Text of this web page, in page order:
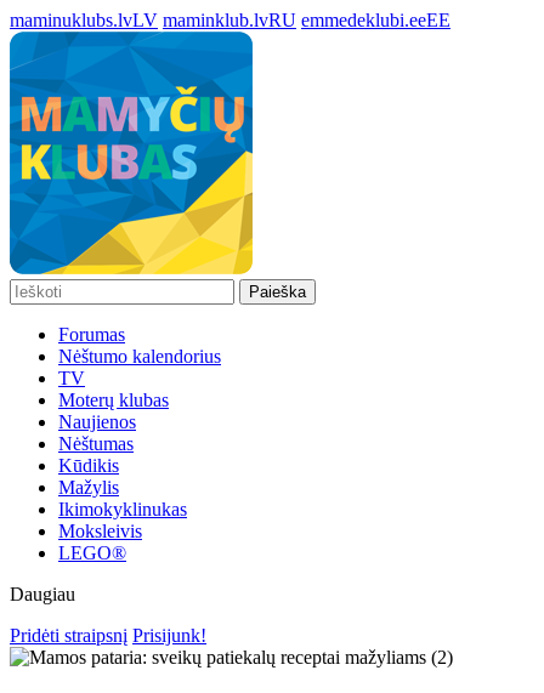
maminuklubs.lvLV maminklub.lvRU emmedeklubi.eeEE
Paieška
Forumas
Nėštumo kalendorius
TV
Moterų klubas
Naujienos
Nėštumas
Kūdikis
Mažylis
Ikimokyklinukas
Moksleivis
LEGO®
Daugiau
Pridėti straipsnį Prisijunk!